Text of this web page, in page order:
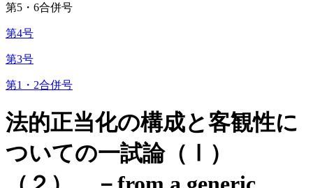
第5・6合併号
第4号
第3号
第1・2合併号
法的正当化の構成と客観性に
ついての一試論（Ⅰ）